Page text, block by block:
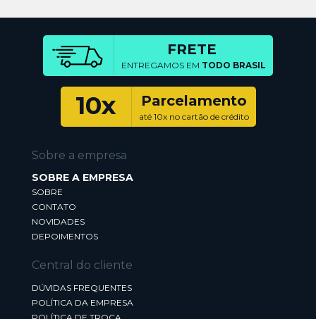
FRETE
ENTREGAMOS EM TODO BRASIL
10x Parcelamento
até 10x no cartão de crédito
Sobre a empresa
SOBRE A EMPRESA
SOBRE
CONTATO
NOVIDADES
DEPOIMENTOS
Central do cliente
DÚVIDAS FREQUENTES
POLÍTICA DA EMPRESA